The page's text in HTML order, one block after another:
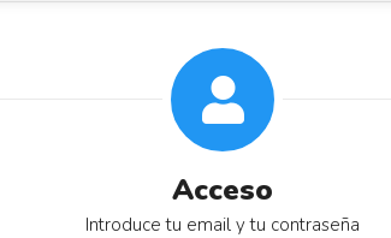
Acceso
Introduce tu email y tu contraseña